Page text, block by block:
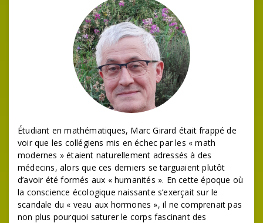
Étudiant en mathématiques, Marc Girard était frappé de
voir que les collégiens mis en échec par les « math
modernes » étaient naturellement adressés à des
médecins, alors que ces derniers se targuaient plutôt
d’avoir été formés aux « humanités ». En cette époque où
la conscience écologique naissante s’exerçait sur le
scandale du « veau aux hormones », il ne comprenait pas
non plus pourquoi saturer le corps fascinant des